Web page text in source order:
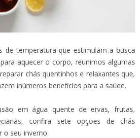
de temperatura que estimulam a busca
aquecer o corpo, reunimos algumas
chás quentinhos e relaxantes que,
inúmeros benefícios para a saúde.
em água quente de ervas, frutas,
confira sete opções de chás
o seu inverno.